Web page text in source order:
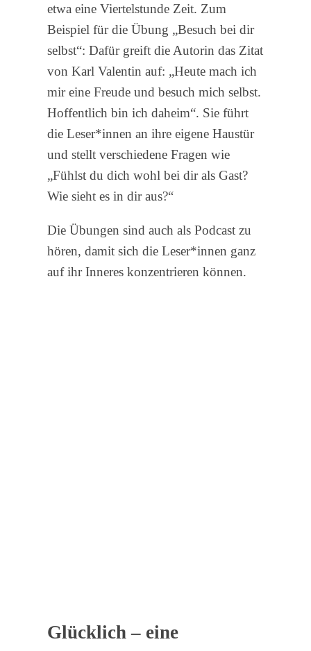
etwa eine Viertelstunde Zeit. Zum
Beispiel für die Übung „Besuch bei dir
selbst“: Dafür greift die Autorin das Zitat
von Karl Valentin auf: „Heute mach ich
mir eine Freude und besuch mich selbst.
Hoffentlich bin ich daheim“. Sie führt
die Leser*innen an ihre eigene Haustür
und stellt verschiedene Fragen wie
„Fühlst du dich wohl bei dir als Gast?
Wie sieht es in dir aus?“
Die Übungen sind auch als Podcast zu
hören, damit sich die Leser*innen ganz
auf ihr Inneres konzentrieren können.
Glücklich – eine